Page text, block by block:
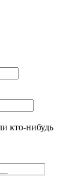
кто-нибудь